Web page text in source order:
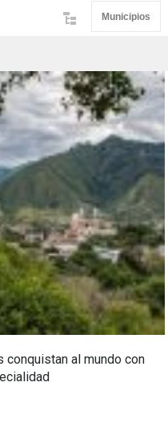
Municipios
conquistan al mundo con